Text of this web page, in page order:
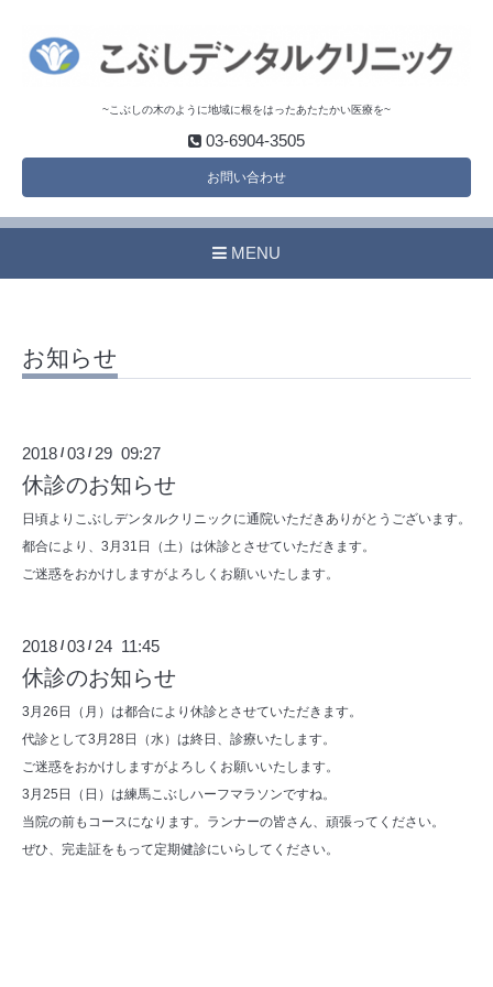
~こぶしの木のように地域に根をはったあたたかい医療を~
03-6904-3505
お問い合わせ
MENU
お知らせ
2018 /03 / 29 09:27
休診のお知らせ
日頃よりこぶしデンタルクリニックに通院いただきありがとうございます。
都合により、3月31日（土）は休診とさせていただきます。
ご迷惑をおかけしますがよろしくお願いいたします。
2018 /03 / 24 11:45
休診のお知らせ
3月26日（月）は都合により休診とさせていただきます。
代診として3月28日（水）は終日、診療いたします。
ご迷惑をおかけしますがよろしくお願いいたします。
3月25日（日）は練馬こぶしハーフマラソンですね。
当院の前もコースになります。ランナーの皆さん、頑張ってください。
ぜひ、完走証をもって定期健診にいらしてください。